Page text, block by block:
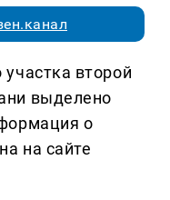
участка второй
выделено
о
на сайте